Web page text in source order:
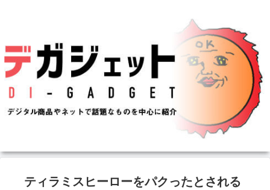
ティラミスヒーローをパクったとされる